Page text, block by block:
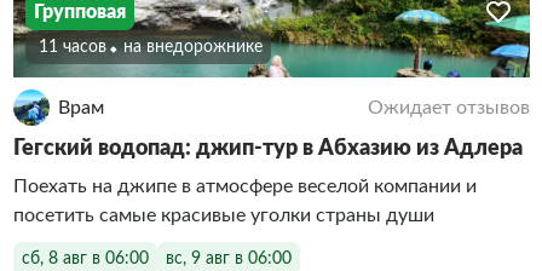
Групповая
11 часов На внедорожнике
Врам Ожидает отзывов
Гегский водопад: джип-тур в Абхазию из Адлера
Поехать на джипе в атмосфере веселой компании и
посетить самые красивые уголки страны души
сб, 8 авг в 06:00 вс, 9 авг в 06:00